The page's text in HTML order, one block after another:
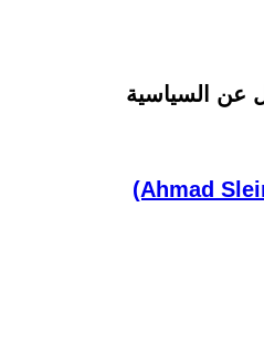
عن السياسية
(Ahmad